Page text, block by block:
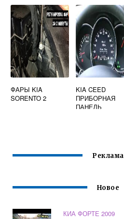
ФАРЫ KIA
SORENTO 2
KIA CEED
ПРИБОРНАЯ
ПАНЕЛЬ
Реклама
Новое
КИА ФОРТЕ 2009